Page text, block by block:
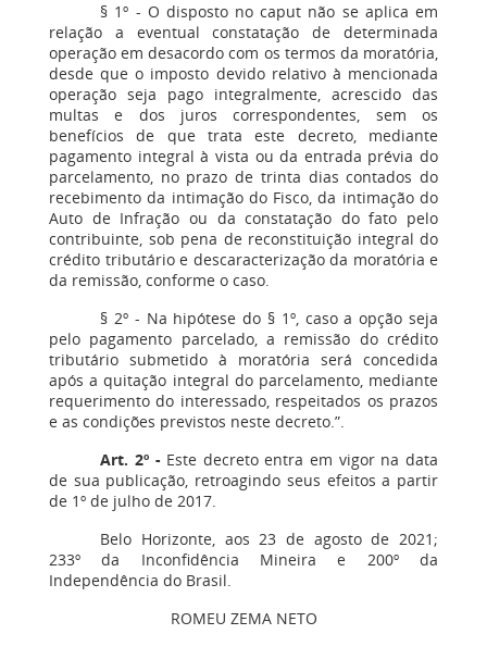
§ 1º - O disposto no caput não se aplica em
relação a eventual constatação de determinada
operação em desacordo com os termos da moratória,
desde que o imposto devido relativo à mencionada
operação seja pago integralmente, acrescido das
multas e dos juros correspondentes, sem os
benefícios de que trata este decreto, mediante
pagamento integral à vista ou da entrada prévia do
parcelamento, no prazo de trinta dias contados do
recebimento da intimação do Fisco, da intimação do
Auto de Infração ou da constatação do fato pelo
contribuinte, sob pena de reconstituição integral do
crédito tributário e descaracterização da moratória e
da remissão, conforme o caso.
§ 2º - Na hipótese do § 1º, caso a opção seja
pelo pagamento parcelado, a remissão do crédito
tributário submetido à moratória será concedida
após a quitação integral do parcelamento, mediante
requerimento do interessado, respeitados os prazos
e as condições previstos neste decreto.”.
Art. 2º - Este decreto entra em vigor na data
de sua publicação, retroagindo seus efeitos a partir
de 1º de julho de 2017.
Belo Horizonte, aos 23 de agosto de 2021;
233º da Inconfidência Mineira e 200º da
Independência do Brasil.
ROMEU ZEMA NETO